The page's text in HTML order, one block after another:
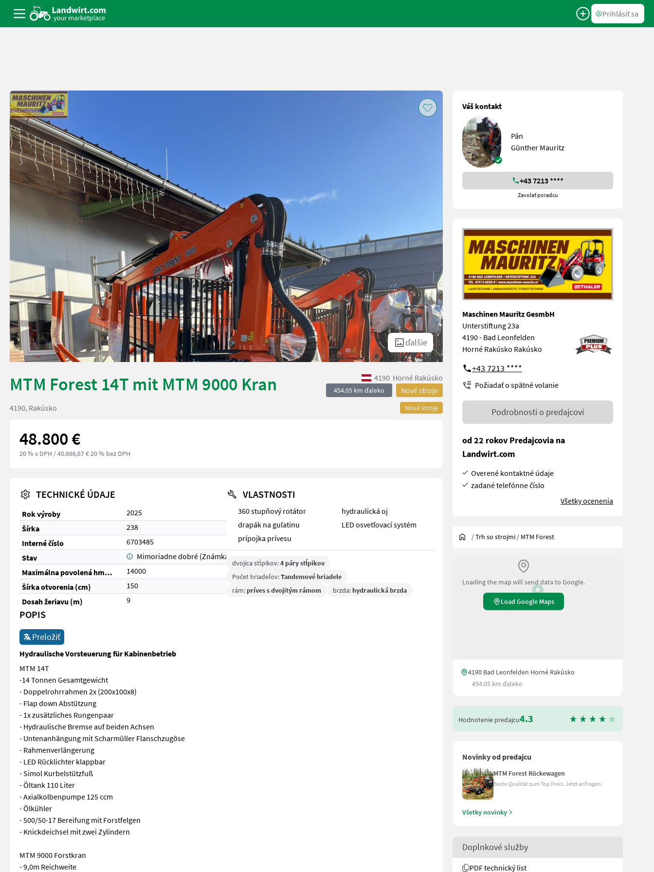
Prihlásiť sa
ďalšie
MTM Forest 14T mit MTM 9000 Kran 4190 Horné Rakúsko
454.05 km ďaleko Nové stroje
Nové stroje
4190, Rakúsko
48.800 €
20 % s DPH / 40.666,67 € 20 % bez DPH
TECHNICKÉ ÚDAJE
Rok výroby
2025
Šírka
238
Interné číslo
6703485
Stav
Mimoriadne dobré (Známka 1)
Maximálna povolená hmotnosť (kg)
14000
Šírka otvorenia (cm)
150
Dosah žeriavu (m)
9
VLASTNOSTI
360 stupňový rotátor
hydraulická oj
drapák na guľatinu
LED osvetľovací systém
prípojka prívesu
dvojica stĺpikov:4 páry stĺpikov
Počet hriadeľov:Tandemové hriadele
rám: príves s dvojitým rámom brzda: hydraulická brzda
POPIS
Preložiť
Hydraulische Vorsteuerung für Kabinenbetrieb
MTM 14T
-14 Tonnen Gesamtgewicht
- Doppelrohrrahmen 2x (200x100x8)
- Flap down Abstützung
- 1x zusätzliches Rungenpaar
- Hydraulische Bremse auf beiden Achsen
- Untenanhängung mit Scharmüller Flanschzugöse
- Rahmenverlängerung
- LED Rücklichter klappbar
- Simol Kurbelstützfuß
- Öltank 110 Liter
- Axialkolbenpumpe 125 ccm
- Ölkühler
- 500/50-17 Bereifung mit Forstfelgen
- Knickdeichsel mit zwei Zylindern
MTM 9000 Forstkran
- 9,0m Reichweite
Váš kontakt
Pán
Günther Mauritz
+43 7213 ****
Zavolať poradcu
Maschinen Mauritz GesmbH
Unterstiftung 23a
4190 - Bad Leonfelden
Horné Rakúsko Rakúsko
+43 7213 ****
Požiadať o spätné volanie
Podrobnosti o predajcovi
od 22 rokov Predajcovia na
Landwirt.com
Overené kontaktné údaje
zadané telefónne číslo
Všetky ocenenia
/Trh so strojmi / MTM Forest
Loading the map will send data to Google.
Load Google Maps
4190 Bad Leonfelden Horné Rakúsko
454.05 km ďaleko
Hodnotenie predajcu4.3
Novinky od predajcu
MTM Forest Rückewagen
Beste Qualität zum Top Preis. Jetzt anfragen.
Všetky novinky
Doplnkové služby
PDF technický list